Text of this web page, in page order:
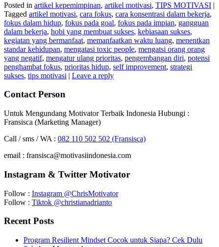
Posted in artikel kepemimpinan, artikel motivasi, TIPS MOTIVASI |
Tagged artikel motivasi, cara fokus, cara konsentrasi dalam bekerja,
fokus dalam hidup, fokus pada goal, fokus pada impian, gangguan
dalam bekerja, hobi yang membuat sukses, kebiasaan sukses,
kegiatan yang bermanfaat, memanfaatkan waktu luang, menentkan
standar kehidupan, mengatasi toxic people, mengatsi orang orang
yang negatif, mengatur ulang prioritas, pengembangan diri, potensi
penghambat fokus, prioritas hidup, self improvement, strategi
sukses, tips motivasi | Leave a reply
Contact Person
Untuk Mengundang Motivator Terbaik Indonesia Hubungi :
Fransisca (Marketing Manager)
Call / sms / WA : 082 110 502 502 (Fransisca)
email : fransisca@motivasiindonesia.com
Instagram & Twitter Motivator
Follow : Instagram @ChrisMotivator
Follow : Tiktok @christianadrianto
Recent Posts
Program Resilient Mindset Cocok untuk Siapa? Cek Dulu